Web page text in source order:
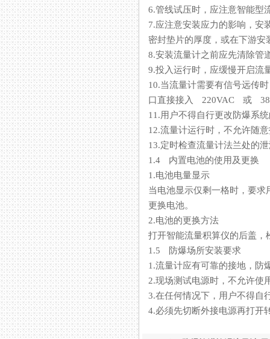
6.管线试压时，应注意智能
7.应注意安装应力的影响，
密封垫片的厚度，或在下游安
8.安装流量计之前应先清除管道
9.投入运行时，应缓慢开启流
10.当流量计需要有信号远传
口直接接入 220VAC 或
11.用户不得自行更改防爆系统
12.流量计运行时，不允许随意
13.定时检查流量计法兰处的泄漏
1.4 内置电池的使用及更换
1.电池电量显示
当电池显示仅剩一格时，要求
更换电池。
2.电池的更换方法
打开智能流量积算仪的后盖，
1.5 防爆场所安装要求
1.流量计应有可靠的接地，
2.现场测试电源时，不允许使
3.在任何情况下，用户不得自
4.必须先切断外接电源再打开转